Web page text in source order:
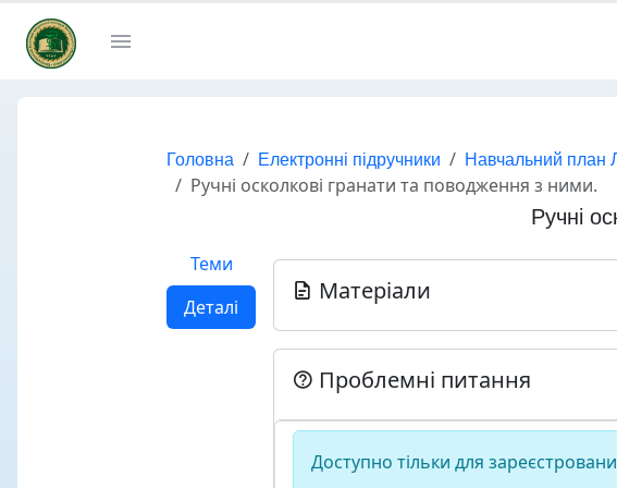
Головна Електронні підручники Навчальний план
Ручні осколкові гранати та поводження з ними.
Ручні
Теми
Деталі
Матеріали
Проблемні питання
Доступно тільки для